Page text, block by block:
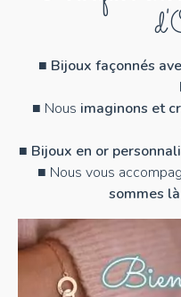
■ Bijoux façonnés
■ Nous imaginons et
■ Bijoux en or
■ Nous vous
sommes